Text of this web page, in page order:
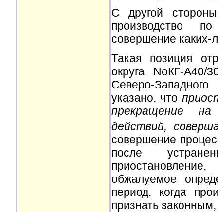
С другой
производство
совершение каких-
Такая позиция
округа NoКГ-
Северо-
указано, что
прекращение на
действий,
совершение
после
обжалуемое
период, когда
признать